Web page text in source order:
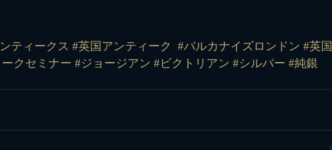
ティークス #英国アンティーク #バルカナイズロンドン #英国
クセミナー #ジョージアン #ビクトリアン #シルバー #純銀